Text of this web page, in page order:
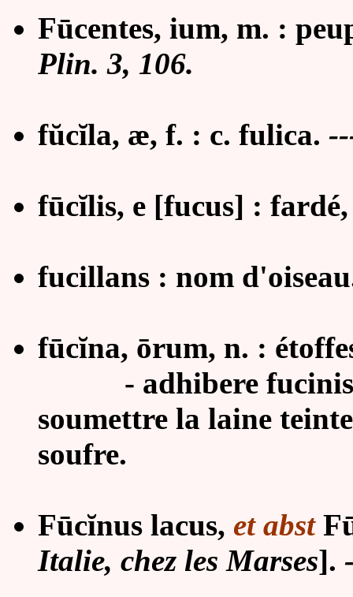
Fūcentes, ium, m. :
Plin. 3, 106.
fŭcĭla, æ, f. : c. fulica.
fūcĭlis, e [fucus] :
fucillans : nom
fūcĭna, ōrum, n. :
- adhibere fucinis
soumettre la laine
soufre.
Fūcĭnus lacus, et abst
Italie, chez les Marses].